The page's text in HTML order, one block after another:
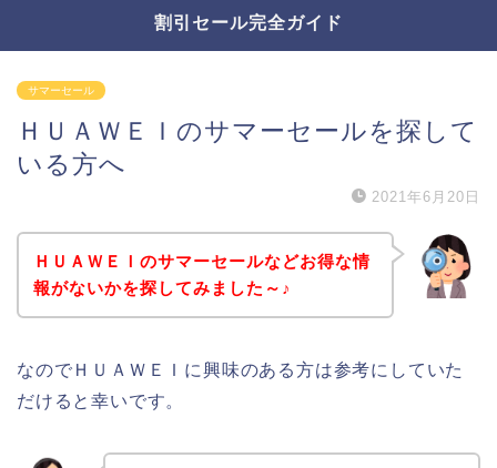
割引セール完全ガイド
サマーセール
ＨＵＡＷＥＩのサマーセールを探して
いる方へ
2021年6月20日
ＨＵＡＷＥＩのサマーセールなどお得な情
報がないかを探してみました～♪
なのでＨＵＡＷＥＩに興味のある方は参考にしていた
だけると幸いです。